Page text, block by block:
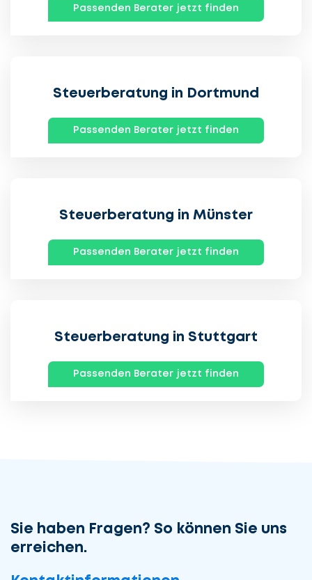
Passenden Berater jetzt finden
Steuerberatung in Dortmund
Passenden Berater jetzt finden
Steuerberatung in Münster
Passenden Berater jetzt finden
Steuerberatung in Stuttgart
Passenden Berater jetzt finden
Sie haben Fragen? So können Sie uns
erreichen.